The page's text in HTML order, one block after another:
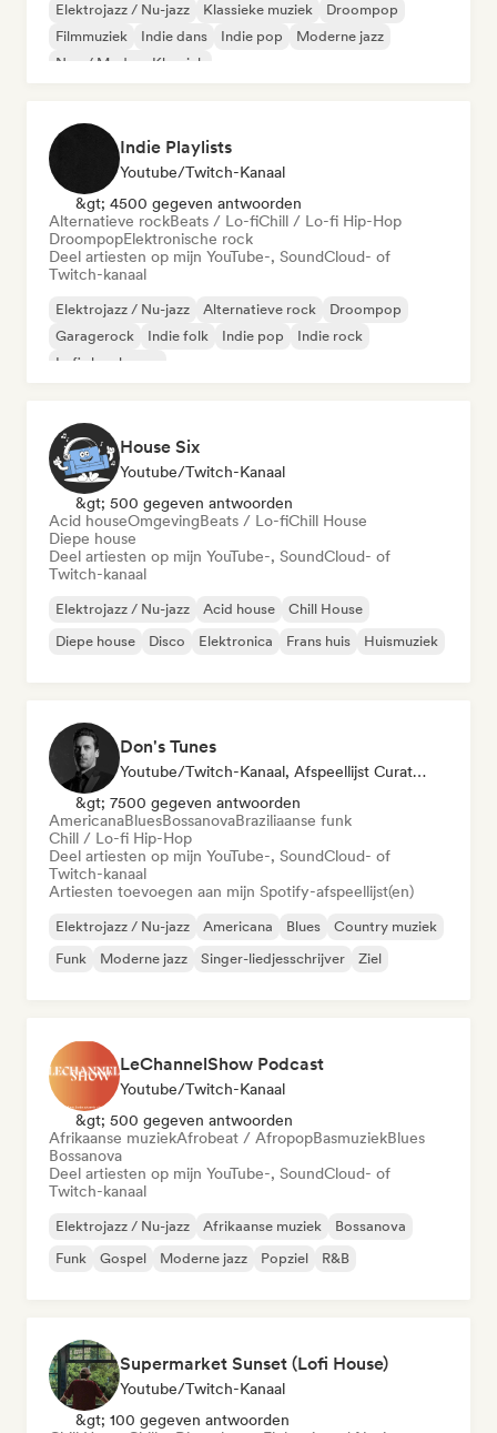
Elektrojazz / Nu-jazz Klassieke muziek
Droompop
Filmmuziek
Indie dans Indie pop
Moderne jazz
Neo / Modern Klassiek
Indie Playlists
Youtube/Twitch-Kanaal
&gt; 4500 gegeven antwoorden
Alternatieve rockBeats / Lo-fiChill / Lo-fi Hip-Hop
DroompopElektronische rock
Deel artiesten op mijn YouTube-, SoundCloud- of
Twitch-kanaal
Elektrojazz / Nu-jazz Alternatieve rock
Droompop
Garagerock
Indie folk Indie pop
Indie rock
Lofi slaapkamer
House Six
Youtube/Twitch-Kanaal
&gt; 500 gegeven antwoorden
Acid houseOmgevingBeats / Lo-fiChill House
Diepe house
Deel artiesten op mijn YouTube-, SoundCloud- of
Twitch-kanaal
Elektrojazz / Nu-jazz Acid house
Chill House
Diepe house
Disco Elektronica Frans huis Huismuziek
Don's Tunes
Youtube/Twitch-Kanaal, Afspeellijst Curator
&gt; 7500 gegeven antwoorden
AmericanaBluesBossanovaBraziliaanse funk
Chill / Lo-fi Hip-Hop
Deel artiesten op mijn YouTube-, SoundCloud- of
Twitch-kanaal
Artiesten toevoegen aan mijn Spotify-afspeellijst(en)
Elektrojazz / Nu-jazz Americana Blues
Country muziek
Funk
Moderne jazz Singer-liedjesschrijver Ziel
LeChannelShow Podcast
Youtube/Twitch-Kanaal
&gt; 500 gegeven antwoorden
Afrikaanse muziekAfrobeat / AfropopBasmuziekBlues
Bossanova
Deel artiesten op mijn YouTube-, SoundCloud- of
Twitch-kanaal
Elektrojazz / Nu-jazz Afrikaanse muziek
Bossanova
Funk
Gospel Moderne jazz Popziel R&B
Supermarket Sunset (Lofi House)
Youtube/Twitch-Kanaal
&gt; 100 gegeven antwoorden